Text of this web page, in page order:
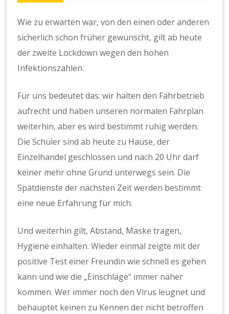
Wie zu erwarten war, von den einen oder anderen
sicherlich schon früher gewünscht, gilt ab heute
der zweite Lockdown wegen den hohen
Infektionszahlen.
Für uns bedeutet das: wir halten den Fahrbetrieb
aufrecht und haben unseren normalen Fahrplan
weiterhin, aber es wird bestimmt ruhig werden.
Die Schüler sind ab heute zu Hause, der
Einzelhandel geschlossen und nach 20 Uhr darf
keiner mehr ohne Grund unterwegs sein. Die
Spätdienste der nächsten Zeit werden bestimmt
eine neue Erfahrung für mich.
Und weiterhin gilt, Abstand, Maske tragen,
Hygiene einhalten. Wieder einmal zeigte mit der
positive Test einer Freundin wie schnell es gehen
kann und wie die „Einschläge“ immer näher
kommen. Wer immer noch den Virus leugnet und
behauptet keinen zu Kennen der nicht betroffen